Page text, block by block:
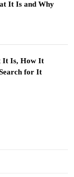
It Is and Why
It Is, How It
for It